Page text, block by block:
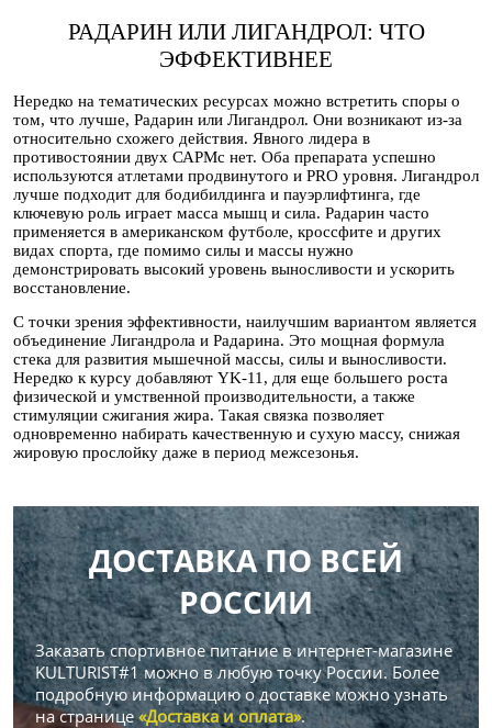
РАДАРИН ИЛИ ЛИГАНДРОЛ: ЧТО
ЭФФЕКТИВНЕЕ
Нередко на тематических ресурсах можно встретить споры о
том, что лучше, Радарин или Лигандрол. Они возникают из-за
относительно схожего действия. Явного лидера в
противостоянии двух САРМс нет. Оба препарата успешно
используются атлетами продвинутого и PRO уровня. Лигандрол
лучше подходит для бодибилдинга и пауэрлифтинга, где
ключевую роль играет масса мышц и сила. Радарин часто
применяется в американском футболе, кроссфите и других
видах спорта, где помимо силы и массы нужно
демонстрировать высокий уровень выносливости и ускорить
восстановление.
С точки зрения эффективности, наилучшим вариантом является
объединение Лигандрола и Радарина. Это мощная формула
стека для развития мышечной массы, силы и выносливости.
Нередко к курсу добавляют YK-11, для еще большего роста
физической и умственной производительности, а также
стимуляции сжигания жира. Такая связка позволяет
одновременно набирать качественную и сухую массу, снижая
жировую прослойку даже в период межсезонья.
ДОСТАВКА ПО ВСЕЙ
РОССИИ
Заказать спортивное питание в интернет-магазине
KULTURIST#1 можно в любую точку России. Более
подробную информацию о доставке можно узнать
на странице«Доставка и оплата».